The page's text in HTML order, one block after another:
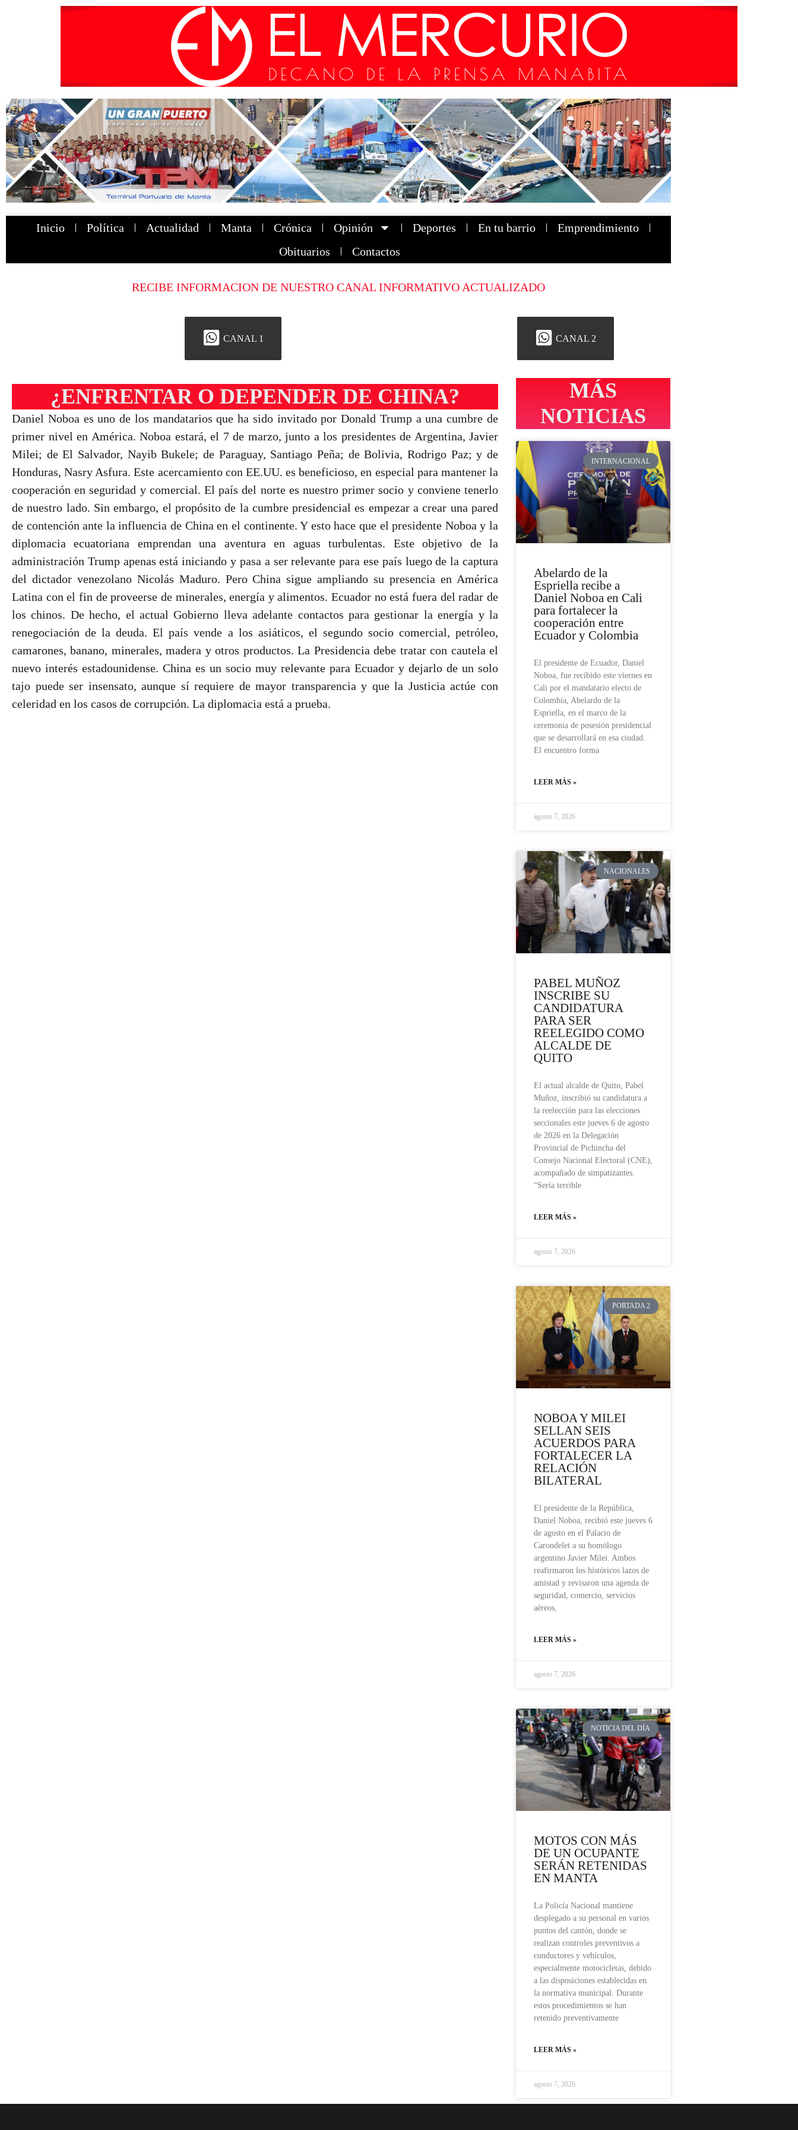
Inicio Política Actualidad Manta Crónica Opinión Deportes En tu barrio
Emprendimiento
Obituarios
Contactos
RECIBE INFORMACION DE NUESTRO CANAL INFORMATIVO ACTUALIZADO
CANAL 1 CANAL 2
¿ENFRENTAR O DEPENDER DE CHINA?
Daniel Noboa es uno de los mandatarios que ha sido invitado por Donald Trump a una cumbre de
primer nivel en América. Noboa estará, el 7 de marzo, junto a los presidentes de Argentina, Javier
Milei; de El Salvador, Nayib Bukele; de Paraguay, Santiago Peña; de Bolivia, Rodrigo Paz; y de
Honduras, Nasry Asfura. Este acercamiento con EE.UU. es beneficioso, en especial para mantener la
cooperación en seguridad y comercial. El país del norte es nuestro primer socio y conviene tenerlo
de nuestro lado. Sin embargo, el propósito de la cumbre presidencial es empezar a crear una pared
de contención ante la influencia de China en el continente. Y esto hace que el presidente Noboa y la
diplomacia ecuatoriana emprendan una aventura en aguas turbulentas. Este objetivo de la
administración Trump apenas está iniciando y pasa a ser relevante para ese país luego de la captura
del dictador venezolano Nicolás Maduro. Pero China sigue ampliando su presencia en América
Latina con el fin de proveerse de minerales, energía y alimentos. Ecuador no está fuera del radar de
los chinos. De hecho, el actual Gobierno lleva adelante contactos para gestionar la energía y la
renegociación de la deuda. El país vende a los asiáticos, el segundo socio comercial, petróleo,
camarones, banano, minerales, madera y otros productos. La Presidencia debe tratar con cautela el
nuevo interés estadounidense. China es un socio muy relevante para Ecuador y dejarlo de un solo
tajo puede ser insensato, aunque sí requiere de mayor transparencia y que la Justicia actúe con
celeridad en los casos de corrupción. La diplomacia está a prueba.
MÁS
NOTICIAS
INTERNACIONAL
Abelardo de la
Espriella recibe a
Daniel Noboa en Cali
para fortalecer la
cooperación entre
Ecuador y Colombia
El presidente de Ecuador, Daniel
Noboa, fue recibido este viernes en
Cali por el mandatario electo de
Colombia, Abelardo de la
Espriella, en el marco de la
ceremonia de posesión presidencial
que se desarrollará en esa ciudad.
El encuentro forma
LEER MÁS »
agosto 7, 2026
NACIONALES
PABEL MUÑOZ
INSCRIBE SU
CANDIDATURA
PARA SER
REELEGIDO COMO
ALCALDE DE
QUITO
El actual alcalde de Quito, Pabel
Muñoz, inscribió su candidatura a
la reelección para las elecciones
seccionales este jueves 6 de agosto
de 2026 en la Delegación
Provincial de Pichincha del
Consejo Nacional Electoral (CNE),
acompañado de simpatizantes.
“Sería terrible
LEER MÁS »
agosto 7, 2026
PORTADA 2
NOBOA Y MILEI
SELLAN SEIS
ACUERDOS PARA
FORTALECER LA
RELACIÓN
BILATERAL
El presidente de la República,
Daniel Noboa, recibió este jueves 6
de agosto en el Palacio de
Carondelet a su homólogo
argentino Javier Milei. Ambos
reafirmaron los históricos lazos de
amistad y revisaron una agenda de
seguridad, comercio, servicios
aéreos,
LEER MÁS »
agosto 7, 2026
NOTICIA DEL DÍA
MOTOS CON MÁS
DE UN OCUPANTE
SERÁN RETENIDAS
EN MANTA
La Policía Nacional mantiene
desplegado a su personal en varios
puntos del cantón, donde se
realizan controles preventivos a
conductores y vehículos,
especialmente motocicletas, debido
a las disposiciones establecidas en
la normativa municipal. Durante
estos procedimientos se han
retenido preventivamente
LEER MÁS »
agosto 7, 2026